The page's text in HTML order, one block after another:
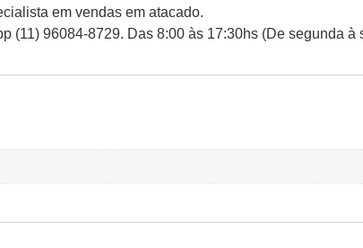
em vendas em atacado.
(11) 96084-8729. Das 8:00 às 17:30hs (De segunda à